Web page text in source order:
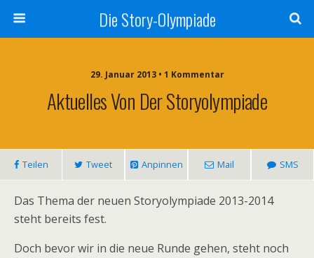
Die Story-Olympiade
29. Januar 2013 • 1 Kommentar
Aktuelles Von Der Storyolympiade
Teilen Tweet Anpinnen Mail SMS
Das Thema der neuen Storyolympiade 2013-2014
steht bereits fest.
Doch bevor wir in die neue Runde gehen, steht noch